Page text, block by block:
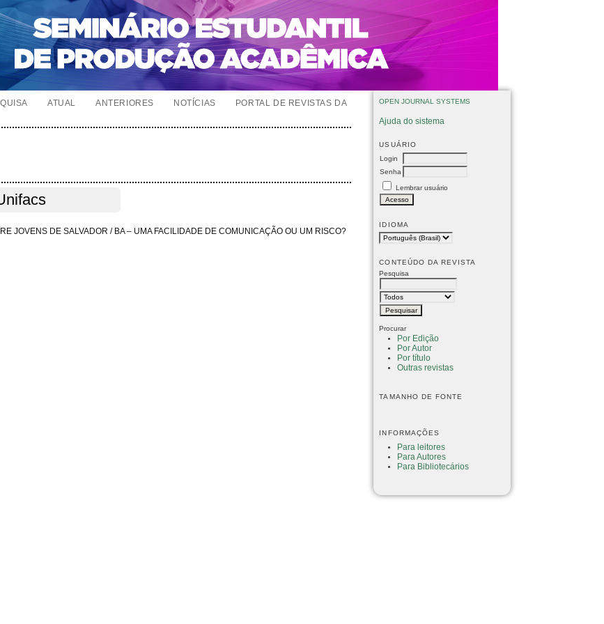
OPEN JOURNAL SYSTEMS
Ajuda do sistema
USUÁRIO
Login
Senha
Lembrar usuário
IDIOMA
CONTEÚDO DA REVISTA
Pesquisa
Procurar
Por Edição
Por Autor
Por título
Outras revistas
TAMANHO DE FONTE
INFORMAÇÕES
Para leitores
Para Autores
Para Bibliotecários
ATUAL ANTERIORES NOTÍCIAS
PORTAL DE REVISTAS DA
JOVENS DE SALVADOR / BA – UMA FACILIDADE DE COMUNICAÇÃO OU UM RISCO?